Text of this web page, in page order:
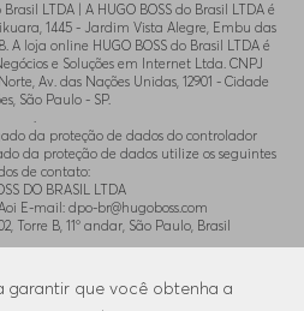
garantir que você obtenha a
LTDA | A HUGO BOSS do Brasil LTDA é
1445 - Jardim Vista Alegre, Embu das
A loja online HUGO BOSS do Brasil LTDA é
e Soluções em Internet Ltda. CNPJ
Av. das Nações Unidas, 12901 - Cidade
São Paulo - SP.
.
da proteção de dados do controlador
da proteção de dados utilize os seguintes
de contato:
DO BRASIL LTDA
E-mail: dpo-br@hugoboss.com
Torre B, 11° andar, São Paulo, Brasil
o SAC utilize o email